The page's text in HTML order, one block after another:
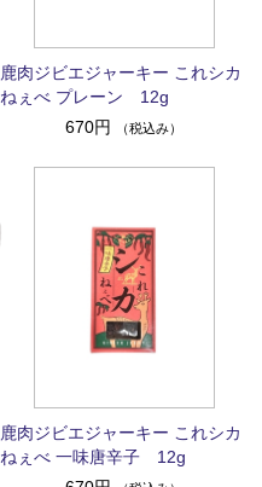
鹿肉ジビエジャーキー これシカ
ねぇべ プレーン 12g
670円
（税込み）
鹿肉ジビエジャーキー これシカ
ねぇべ 一味唐辛子 12g